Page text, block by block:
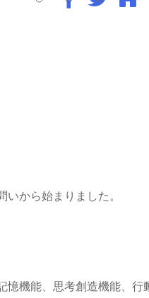
から始まりました。
機能、思考創造機能、